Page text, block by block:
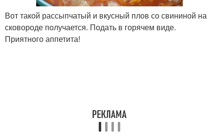
Вот такой рассыпчатый и вкусный плов со свининой на
сковороде получается. Подать в горячем виде.
Приятного аппетита!